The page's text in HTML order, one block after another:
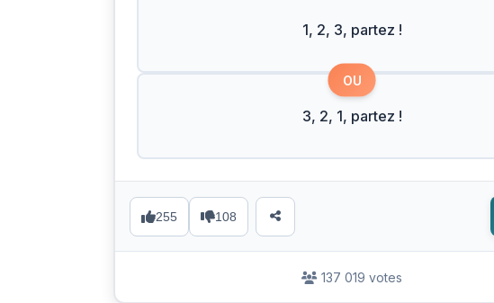
1, 2, 3, partez !
OU
3, 2, 1, partez !
255 108
137 019 votes